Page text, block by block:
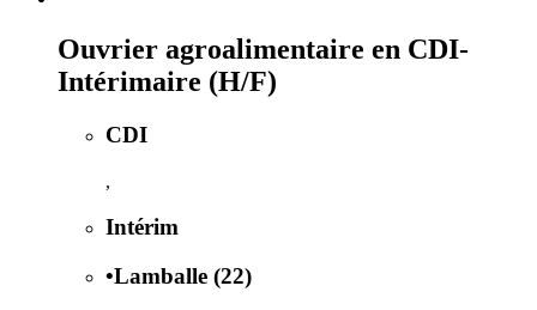
Ouvrier agroalimentaire en CDI-
Intérimaire (H/F)
CDI
,
Intérim
•Lamballe (22)